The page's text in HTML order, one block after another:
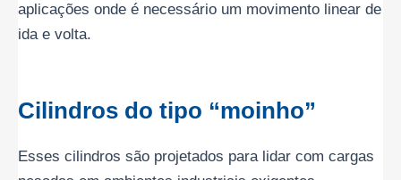
aplicações onde é necessário um movimento linear de
ida e volta.
Cilindros do tipo “moinho”
Esses cilindros são projetados para lidar com cargas